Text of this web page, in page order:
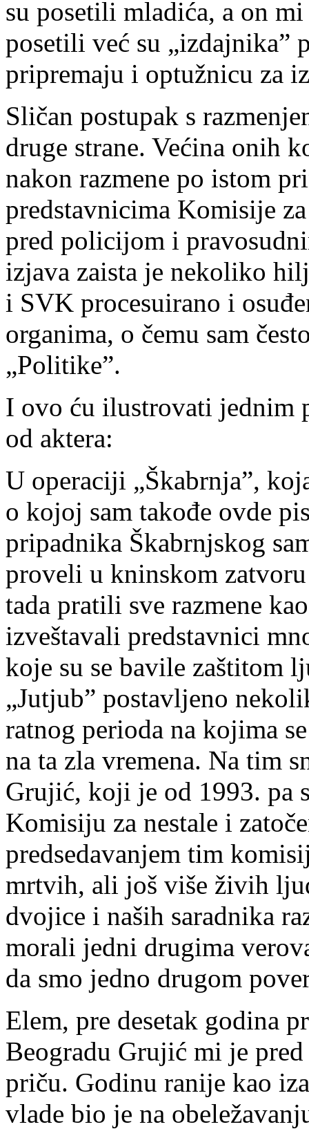
su posetili mladića, a on
posetili već su
pripremaju i optužnicu za
Sličan postupak s
druge strane. Većina onih
nakon razmene po istom
predstavnicima Komisije
pred policijom i
izjava zaista je nekoliko
i SVK procesuirano i
organima, o čemu sam
„Politike”.
I ovo ću ilustrovati jednim
od aktera:
U operaciji „Škabrnja”,
o kojoj sam takođe ovde
pripadnika Škabrnjskog
proveli u kninskom
tada pratili sve razmene
izveštavali predstavnici
koje su se bavile zaštitom
„Jutjub” postavljeno
ratnog perioda na kojima
na ta zla vremena. Na tim
Grujić, koji je od 1993. pa
Komisiju za nestale i
predsedavanjem tim
mrtvih, ali još više živih
dvojice i naših saradnika
morali jedni drugima
da smo jedno drugom
Elem, pre desetak godina
Beogradu Grujić mi je
priču. Godinu ranije kao
vlade bio je na